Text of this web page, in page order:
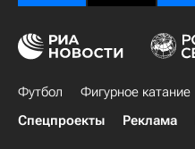
Футбол Фигурное катание
Спецпроекты
Реклама